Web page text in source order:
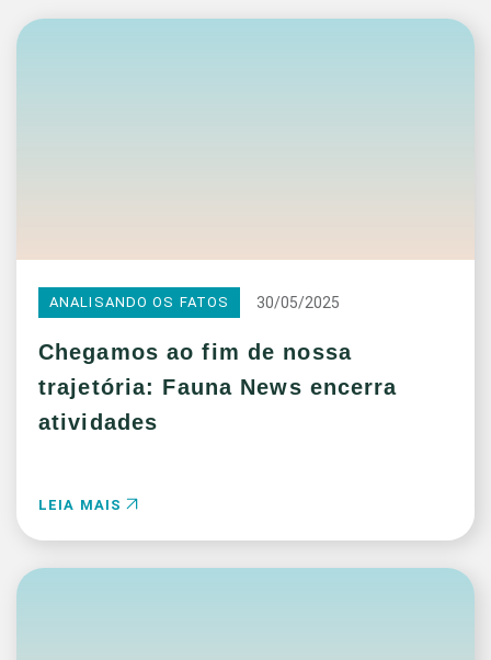
ANALISANDO OS FATOS 30/05/2025
Chegamos ao fim de nossa
trajetória: Fauna News encerra
atividades
LEIA MAIS